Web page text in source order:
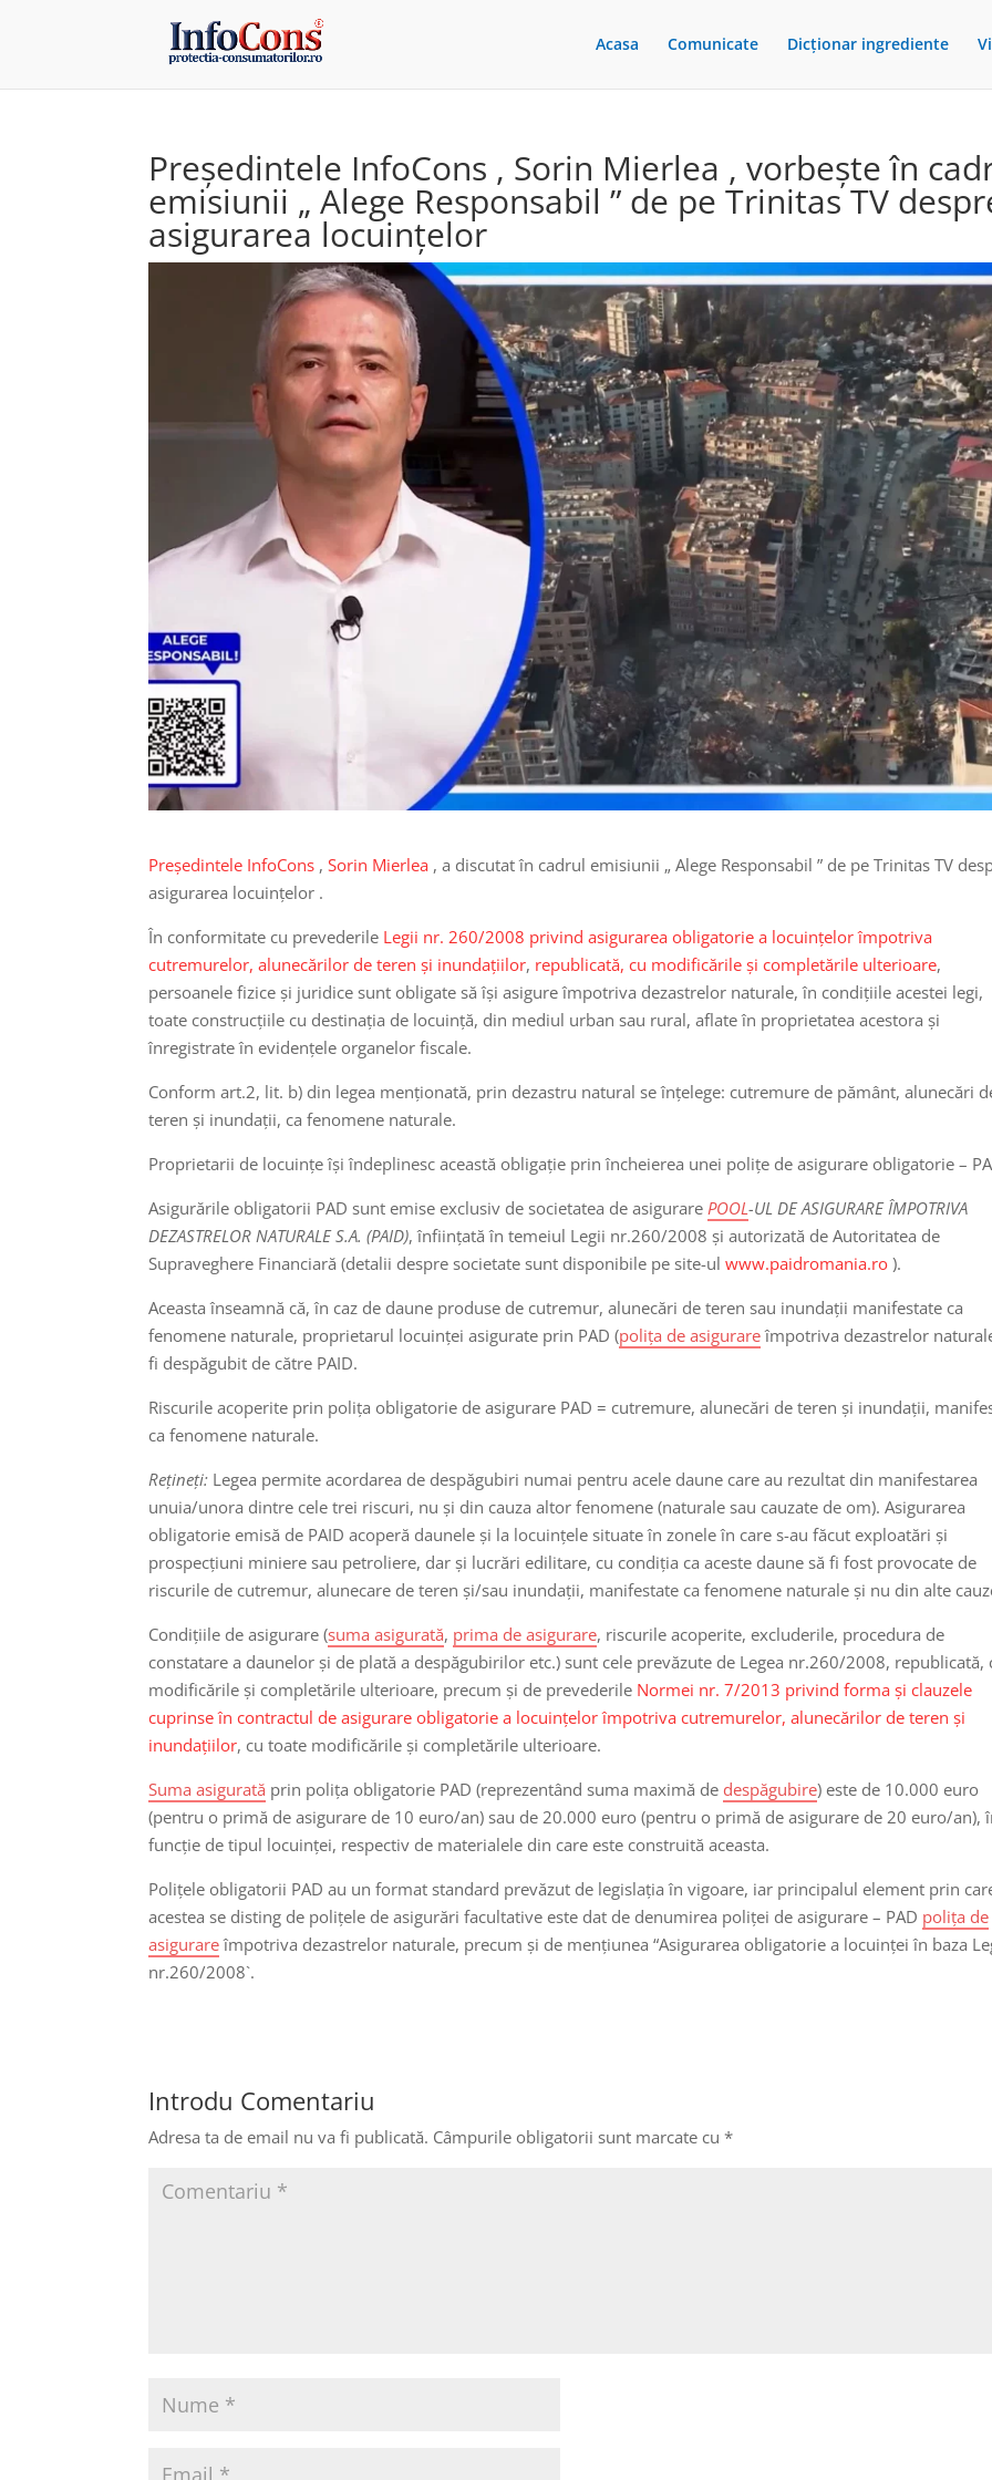
Acasa Comunicate Dicționar ingrediente
Președintele InfoCons , Sorin Mierlea , vorbește în
emisiunii „ Alege Responsabil ” de pe Trinitas TV
asigurarea locuințelor
Președintele InfoCons ,Sorin Mierlea , a discutat în cadrul emisiunii „ Alege Responsabil ” de pe Trinitas TV
asigurarea locuințelor .
În conformitate cu prevederile Legii nr. 260/2008 privind asigurarea obligatorie a locuinţelor împotriva
cutremurelor, alunecărilor de teren şi inundaţiilor, republicată, cu modificările și completările ulterioare,
persoanele fizice şi juridice sunt obligate să își asigure împotriva dezastrelor naturale, în condițiile acestei legi,
toate construcțiile cu destinația de locuință, din mediul urban sau rural, aflate în proprietatea acestora și
înregistrate în evidențele organelor fiscale.
Conform art.2, lit. b) din legea menționată, prin dezastru natural se înțelege: cutremure de pământ, alunecări
teren și inundații, ca fenomene naturale.
Proprietarii de locuințe își îndeplinesc această obligație prin încheierea unei polițe de asigurare obligatorie –
Asigurările obligatorii PAD sunt emise exclusiv de societatea de asigurare POOL-UL DE ASIGURARE ÎMPOTRIVA
DEZASTRELOR NATURALE S.A. (PAID), înființată în temeiul Legii nr.260/2008 și autorizată de Autoritatea de
Supraveghere Financiară (detalii despre societate sunt disponibile pe site-ulwww.paidromania.ro ).
Aceasta înseamnă că, în caz de daune produse de cutremur, alunecări de teren sau inundații manifestate ca
fenomene naturale, proprietarul locuinței asigurate prin PAD (polița de asigurareîmpotriva dezastrelor
fi despăgubit de către PAID.
Riscurile acoperite prin polița obligatorie de asigurare PAD = cutremure, alunecări de teren și inundații,
ca fenomene naturale.
Rețineți: Legea permite acordarea de despăgubiri numai pentru acele daune care au rezultat din manifestarea
unuia/unora dintre cele trei riscuri, nu și din cauza altor fenomene (naturale sau cauzate de om). Asigurarea
obligatorie emisă de PAID acoperă daunele și la locuințele situate în zonele în care s-au făcut exploatări și
prospecțiuni miniere sau petroliere, dar și lucrări edilitare, cu condiția ca aceste daune să fi fost provocate de
riscurile de cutremur, alunecare de teren și/sau inundații, manifestate ca fenomene naturale și nu din alte
Condițiile de asigurare (suma asigurată, prima de asigurare, riscurile acoperite, excluderile, procedura de
constatare a daunelor și de plată a despăgubirilor etc.) sunt cele prevăzute de Legea nr.260/2008, republicată,
modificările și completările ulterioare, precum și de prevederile Normei nr. 7/2013 privind forma şi clauzele
cuprinse în contractul de asigurare obligatorie a locuinţelor împotriva cutremurelor, alunecărilor de teren şi
inundaţiilor, cu toate modificările și completările ulterioare.
Suma asigurată prin polița obligatorie PAD (reprezentând suma maximă de despăgubire) este de 10.000 euro
(pentru o primă de asigurare de 10 euro/an) sau de 20.000 euro (pentru o primă de asigurare de 20 euro/an),
funcție de tipul locuinței, respectiv de materialele din care este construită aceasta.
Polițele obligatorii PAD au un format standard prevăzut de legislația în vigoare, iar principalul element prin
acestea se disting de polițele de asigurări facultative este dat de denumirea poliței de asigurare – PAD polița de
asigurareîmpotriva dezastrelor naturale, precum și de mențiunea “Asigurarea obligatorie a locuinței în baza
nr.260/2008`.
Introdu Comentariu
Adresa ta de email nu va fi publicată. Câmpurile obligatorii sunt marcate cu*